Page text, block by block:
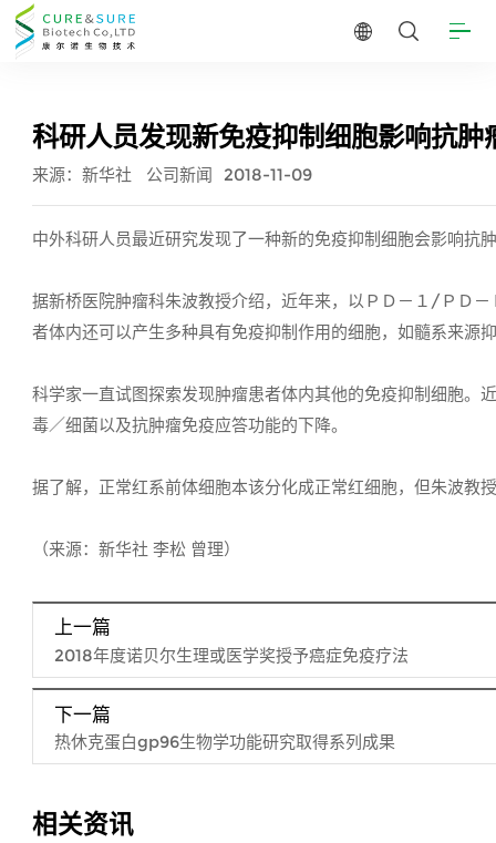
科研人员发现新免疫抑制细胞影响抗肿
来源：新华社 公司新闻 2018-11-09
中外科研人员最近研究发现了一种新的免疫抑制细胞会影响抗
据新桥医院肿瘤科朱波教授介绍，近年来，以ＰＤ－１/ＰＤ
者体内还可以产生多种具有免疫抑制作用的细胞，如髓系来源
科学家一直试图探索发现肿瘤患者体内其他的免疫抑制细胞。
毒／细菌以及抗肿瘤免疫应答功能的下降。
据了解，正常红系前体细胞本该分化成正常红细胞，但朱波教
（来源：新华社 李松 曾理）
上一篇
2018年度诺贝尔生理或医学奖授予癌症免疫疗法
下一篇
热休克蛋白gp96生物学功能研究取得系列成果
相关资讯